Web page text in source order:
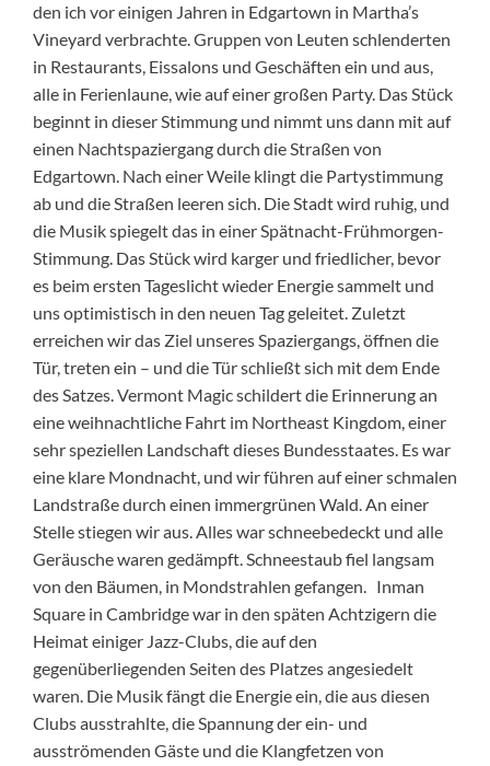
den ich vor einigen Jahren in Edgartown in Martha’s
Vineyard verbrachte. Gruppen von Leuten schlenderten
in Restaurants, Eissalons und Geschäften ein und aus,
alle in Ferienlaune, wie auf einer großen Party. Das Stück
beginnt in dieser Stimmung und nimmt uns dann mit auf
einen Nachtspaziergang durch die Straßen von
Edgartown. Nach einer Weile klingt die Partystimmung
ab und die Straßen leeren sich. Die Stadt wird ruhig, und
die Musik spiegelt das in einer Spätnacht-Frühmorgen-
Stimmung. Das Stück wird karger und friedlicher, bevor
es beim ersten Tageslicht wieder Energie sammelt und
uns optimistisch in den neuen Tag geleitet. Zuletzt
erreichen wir das Ziel unseres Spaziergangs, öffnen die
Tür, treten ein – und die Tür schließt sich mit dem Ende
des Satzes. Vermont Magic schildert die Erinnerung an
eine weihnachtliche Fahrt im Northeast Kingdom, einer
sehr speziellen Landschaft dieses Bundesstaates. Es war
eine klare Mondnacht, und wir führen auf einer schmalen
Landstraße durch einen immergrünen Wald. An einer
Stelle stiegen wir aus. Alles war schneebedeckt und alle
Geräusche waren gedämpft. Schneestaub fiel langsam
von den Bäumen, in Mondstrahlen gefangen. Inman
Square in Cambridge war in den späten Achtzigern die
Heimat einiger Jazz-Clubs, die auf den
gegenüberliegenden Seiten des Platzes angesiedelt
waren. Die Musik fängt die Energie ein, die aus diesen
Clubs ausstrahlte, die Spannung der ein- und
ausströmenden Gäste und die Klangfetzen von